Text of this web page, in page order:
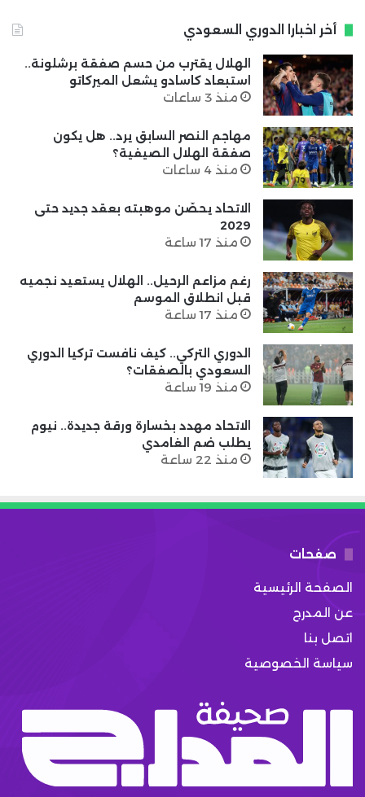
أخر اخبارا الدوري السعودي
الهلال يقترب من حسم صفقة برشلونة..
استبعاد كاسادو يشعل الميركاتو
منذ 3 ساعات
مهاجم النصر السابق يرد.. هل يكون
صفقة الهلال الصيفية؟
منذ 4 ساعات
الاتحاد يحصّن موهبته بعقد جديد حتى
2029
منذ 17 ساعة
رغم مزاعم الرحيل.. الهلال يستعيد نجميه
قبل انطلاق الموسم
منذ 17 ساعة
الدوري التركي.. كيف نافست تركيا الدوري
السعودي بالصفقات؟
منذ 19 ساعة
الاتحاد مهدد بخسارة ورقة جديدة.. نيوم
يطلب ضم الغامدي
منذ 22 ساعة
صفحات
الصفحة الرئيسية
عن المدرج
اتصل بنا
سياسة الخصوصية